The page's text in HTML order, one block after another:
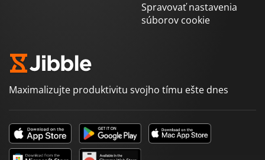
Spravovať nastavenia
súborov cookie
Maximalizujte produktivitu svojho tímu ešte dnes